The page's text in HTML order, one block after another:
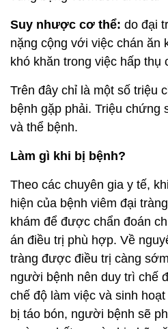
Suy nhược cơ thể: do đại
nặng cộng với việc chán ăn
khó khăn trong việc hấp thụ
Trên đây chỉ là một số triệu
bệnh gặp phải. Triệu chứng
và thể bệnh.
Làm gì khi bị bệnh?
Theo các chuyên gia y tế,
hiện của bệnh viêm đại
khám để được chẩn đoán
án điều trị phù hợp. Về
tràng được điều trị càng
người bệnh nên duy trì chế
chế độ làm việc và sinh
bị táo bón, người bệnh sẽ